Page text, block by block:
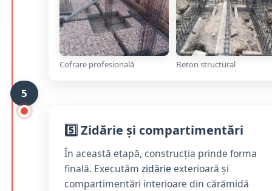
Cofrare profesională Beton structural
5
5️⃣ Zidărie și compartimentări
În această etapă, construcția prinde forma
finală. Executăm zidărie exterioară și
compartimentări interioare din cărămidă